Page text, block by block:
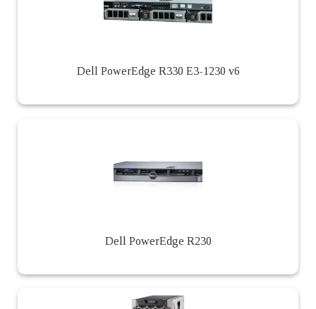
Dell PowerEdge R330 E3-1230 v6
Dell PowerEdge R230